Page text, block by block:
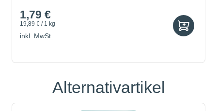
1,79 €
19,89 € / 1 kg
inkl. MwSt.
Produktgalerie überspringen
Alternativartikel